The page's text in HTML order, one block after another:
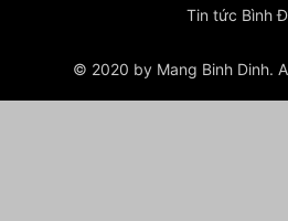
Tin tức Bình
© 2020 by Mang Binh Dinh.